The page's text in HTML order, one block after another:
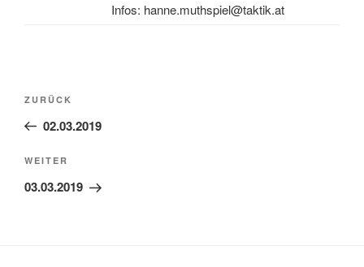
Infos: hanne.muthspiel@taktik.at
Beitragsnavigation
Vorheriger
Beitrag
ZURÜCK
02.03.2019
Nächster
Beitrag
WEITER
03.03.2019